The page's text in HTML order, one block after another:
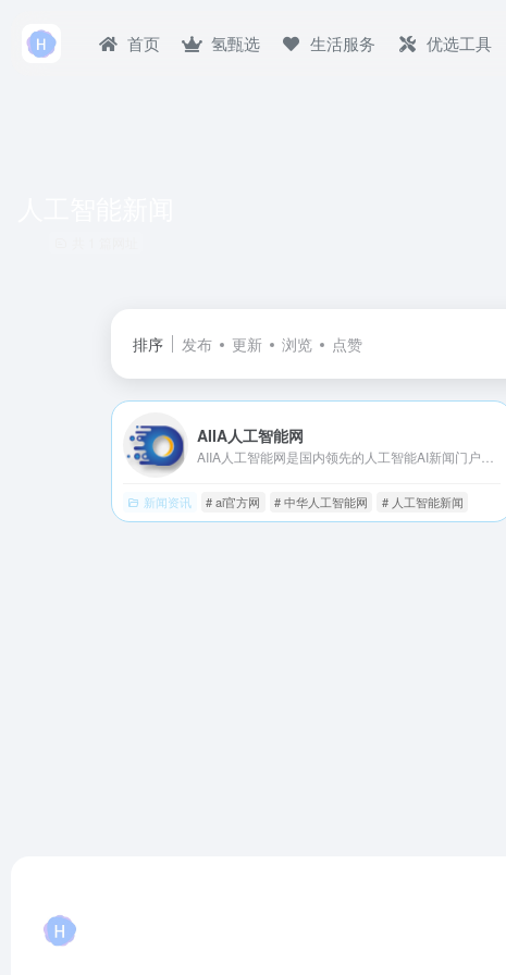
首页 氢甄选 生活服务 优选工具
排序 发布 更新 浏览 点赞
AIIA人工智能网
新闻资讯 # ai官方网 # 中华人工智能网 # 人工智能新闻